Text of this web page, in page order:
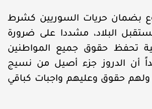
بضمان حريات السوريين كشرط
البلاد، مشددا على ضرورة
تحفظ حقوق جميع المواطنين
أن الدروز جزء أصيل من نسيج
ولهم حقوق وعليهم واجبات كباقي